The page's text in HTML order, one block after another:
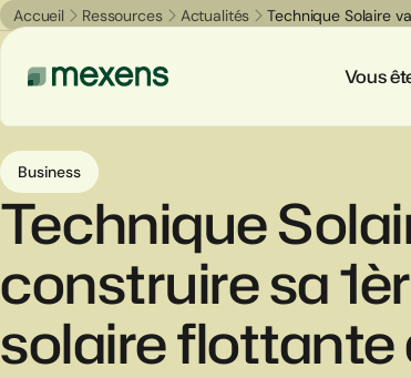
Vous
Accueil Ressources Actualités Technique Solaire
Business
Technique
construire sa
solaire flottante